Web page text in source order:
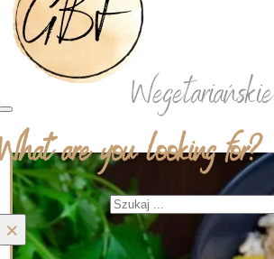
are you looking for?
×
Wegetariańskie